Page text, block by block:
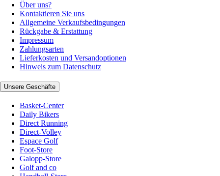
Über uns?
Kontaktieren Sie uns
Allgemeine Verkaufsbedingungen
Rückgabe & Erstattung
Impressum
Zahlungsarten
Lieferkosten und Versandoptionen
Hinweis zum Datenschutz
Unsere Geschäfte
Basket-Center
Daily Bikers
Direct Running
Direct-Volley
Espace Golf
Foot-Store
Galopp-Store
Golf and co